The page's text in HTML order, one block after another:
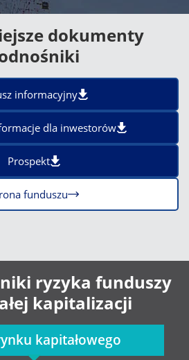
dokumenty
informacyjny
dla inwestorów
Prospekt
funduszu
ryzyka funduszy
kapitalizacji
kapitałowego